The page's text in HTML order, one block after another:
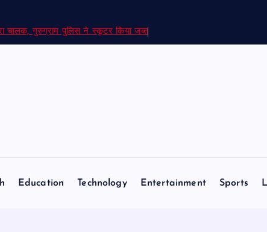
चालक, गुरुग्राम पुलिस ने स्कूटर किया जब्त
Education Technology Entertainment Sports